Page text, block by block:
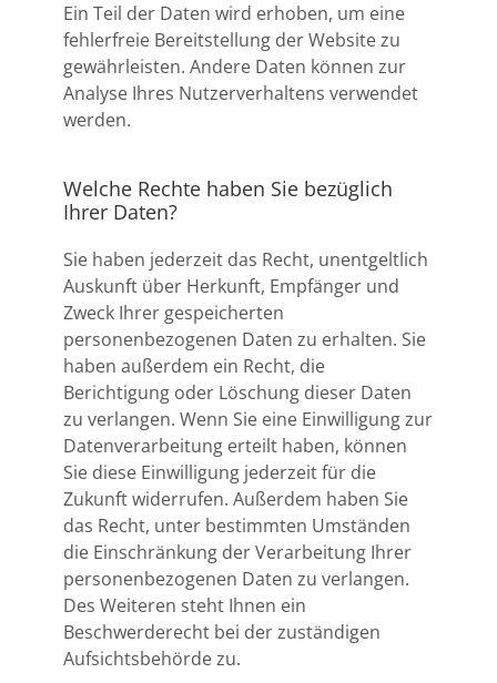
Ein Teil der Daten wird erhoben, um eine
fehlerfreie Bereitstellung der Website zu
gewährleisten. Andere Daten können zur
Analyse Ihres Nutzerverhaltens verwendet
werden.
Welche Rechte haben Sie bezüglich
Ihrer Daten?
Sie haben jederzeit das Recht, unentgeltlich
Auskunft über Herkunft, Empfänger und
Zweck Ihrer gespeicherten
personenbezogenen Daten zu erhalten. Sie
haben außerdem ein Recht, die
Berichtigung oder Löschung dieser Daten
zu verlangen. Wenn Sie eine Einwilligung zur
Datenverarbeitung erteilt haben, können
Sie diese Einwilligung jederzeit für die
Zukunft widerrufen. Außerdem haben Sie
das Recht, unter bestimmten Umständen
die Einschränkung der Verarbeitung Ihrer
personenbezogenen Daten zu verlangen.
Des Weiteren steht Ihnen ein
Beschwerderecht bei der zuständigen
Aufsichtsbehörde zu.